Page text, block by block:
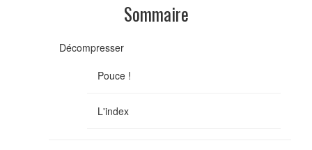
Sommaire
Décompresser
Pouce !
L'index